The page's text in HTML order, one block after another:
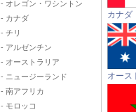
- オレゴン・ワシントン
- カナダ
- チリ
- アルゼンチン
- オーストラリア
- ニュージーランド
- 南アフリカ
- モロッコ
カナダ
オース